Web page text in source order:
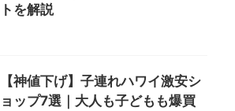
トを解説
【神値下げ】子連れハワイ激安シ
ョップ7選｜大人も子どもも爆買